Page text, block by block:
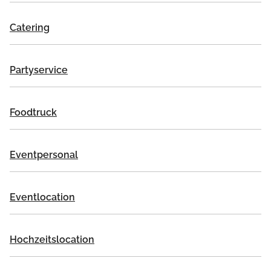
Catering
Partyservice
Foodtruck
Eventpersonal
Eventlocation
Hochzeitslocation